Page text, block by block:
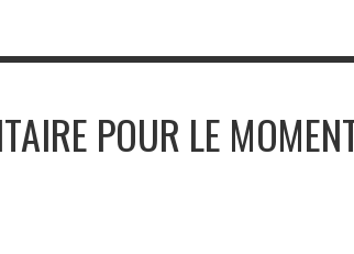
POUR LE